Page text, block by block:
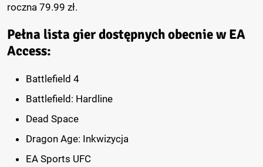
roczna 79.99 zł.
Pełna lista gier dostępnych obecnie w EA
Access:
Battlefield 4
Battlefield: Hardline
Dead Space
Dragon Age: Inkwizycja
EA Sports UFC